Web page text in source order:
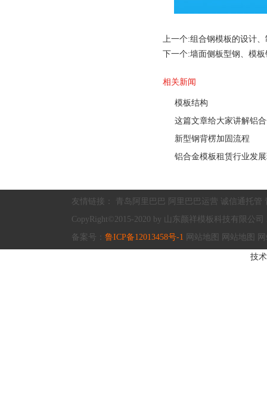
上一个:组合钢模板的设计
下一个:墙面侧板型钢、模
相关新闻
模板结构
这篇文章给大家讲解铝
新型钢背楞加固流程
铝合金模板租赁行业发
友情链接： 青岛阿里巴巴 阿里巴巴运营 诚信通托管
CopyRight©2015-2020 by 山东颜祥模板科技有限公司
备案号： 鲁ICP备12013458号-1 网站地图 网站地图
技